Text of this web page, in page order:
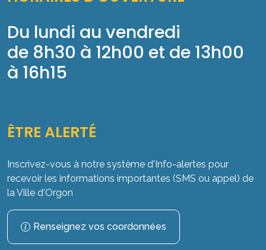
Du lundi au vendredi
de 8h30 à 12h00 et de 13h00
à 16h15
ÊTRE ALERTÉ
Inscrivez-vous à notre système d'Info-alertes pour
recevoir les informations importantes (SMS ou appel) de
la Ville d'Orgon
Renseignez vos coordonnées